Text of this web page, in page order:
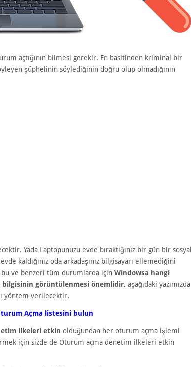
açtığının bilmesi gerekir. En basitinden kriminal bir
şüphelinin söylediğinin doğru olup olmadığının
Yada Laptopunuzu evde bıraktığınız bir gün bir sosyal
kaldığınız oda arkadaşınız bilgisayarı ellemediğini
ve benzeri tüm durumlarda için Windowsa hangi
bilgisinin görüntülenmesi önemlidir, aşağıdaki yazımızda
yöntem verilecektir.
Açma listesini bulun
ilkeleri etkin olduğundan her oturum açma işlemi
için sizde de Oturum açma denetim ilkeleri etkin